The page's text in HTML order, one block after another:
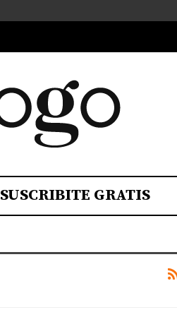
SUSCRIBITE GRATIS